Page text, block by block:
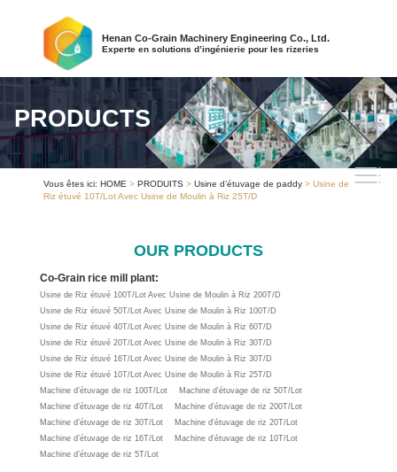
Henan Co-Grain Machinery Engineering Co., Ltd.
Experte en solutions d’ingénierie pour les rizeries
PRODUCTS
Vous êtes ici: HOME >PRODUITS >Usine d’étuvage de paddy > Usine de
Riz étuvé 10T/Lot Avec Usine de Moulin à Riz 25T/D
OUR PRODUCTS
Co-Grain rice mill plant:
Usine de Riz étuvé 100T/Lot Avec Usine de Moulin à Riz 200T/D
Usine de Riz étuvé 50T/Lot Avec Usine de Moulin à Riz 100T/D
Usine de Riz étuvé 40T/Lot Avec Usine de Moulin à Riz 60T/D
Usine de Riz étuvé 20T/Lot Avec Usine de Moulin à Riz 30T/D
Usine de Riz étuvé 16T/Lot Avec Usine de Moulin à Riz 30T/D
Usine de Riz étuvé 10T/Lot Avec Usine de Moulin à Riz 25T/D
Machine d’étuvage de riz 100T/Lot
Machine d’étuvage de riz 50T/Lot
Machine d’étuvage de riz 40T/Lot
Machine d’étuvage de riz 200T/Lot
Machine d’étuvage de riz 30T/Lot
Machine d’étuvage de riz 20T/Lot
Machine d’étuvage de riz 16T/Lot
Machine d’étuvage de riz 10T/Lot
Machine d’étuvage de riz 5T/Lot